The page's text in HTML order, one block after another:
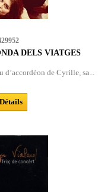
DELS VIATGES
de Cyrille, sa...
Détails